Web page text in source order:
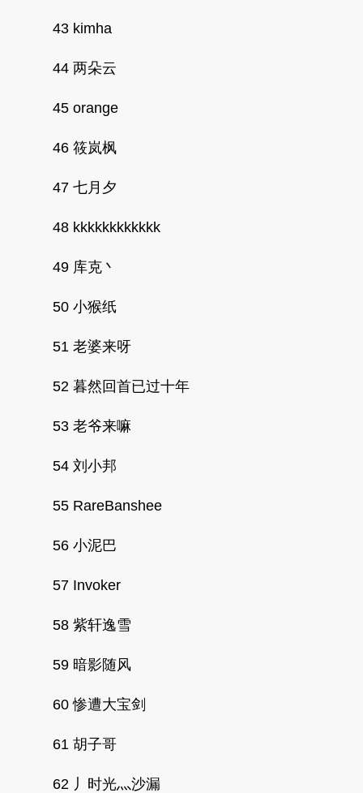
43 kimha
44 两朵云
45 orange
46 筱岚枫
47 七月夕
48 kkkkkkkkkkkk
49 库克丶
50 小猴纸
51 老婆来呀
52 暮然回首已过十年
53 老爷来嘛
54 刘小邦
55 RareBanshee
56 小泥巴
57 Invoker
58 紫轩逸雪
59 暗影随风
60 惨遭大宝剑
61 胡子哥
62 丿时光灬沙漏